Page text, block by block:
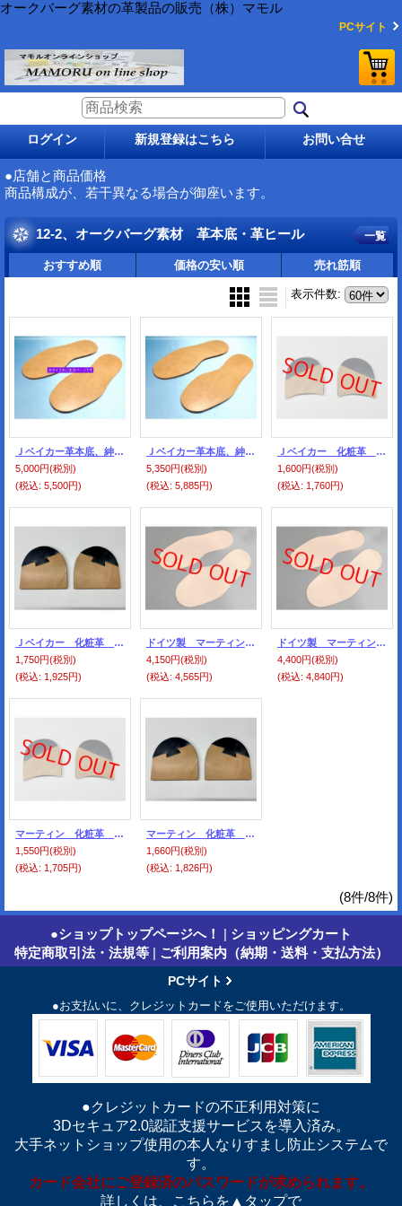
オークバーグ素材の革製品の販売（株）マモル
PCサイト
ログイン 新規登録はこちら お問い合せ
●店舗と商品価格
商品構成が、若干異なる場合が御座います。
12-2、オークバーグ素材 革本底・革ヒール 一覧
おすすめ順 価格の安い順 売れ筋順
表示件数:
Ｊベイカー革本底、紳士用 大 5ミリ厚
5,000円(税別)
(税込: 5,500円)
Ｊベイカー革本底、紳士用 特大型 5ミリ厚
5,350円(税別)
(税込: 5,885円)
Ｊベイカー 化粧革 半化粧・黒（裏・ゴム付き）
1,600円(税別)
(税込: 1,760円)
Ｊベイカー 化粧革 クサビ特大型・黒（裏・ゴム付き）
1,750円(税別)
(税込: 1,925円)
ドイツ製 マーティン革本底、紳士用 大 5ミリ厚
4,150円(税別)
(税込: 4,565円)
ドイツ製 マーティン革本底、紳士用 特大型 5ミリ厚
4,400円(税別)
(税込: 4,840円)
マーティン 化粧革 半化粧・黒（裏・ゴム付き）
1,550円(税別)
(税込: 1,705円)
マーティン 化粧革 クサビ特大型・黒（裏・ゴム付き）
1,660円(税別)
(税込: 1,826円)
(8件/8件)
●ショップトップページへ！ | ショッピングカート
特定商取引法・法規等 | ご利用案内（納期・送料・支払方法）
PCサイト
●お支払いに、クレジットカードをご使用いただけます。
●クレジットカードの不正利用対策に
3Dセキュア2.0認証支援サービスを導入済み。
大手ネットショップ使用の本人なりすまし防止システムで
す。
カード会社にご登録済のパスワードが求められます。
詳しくは、こちらを▲タップで